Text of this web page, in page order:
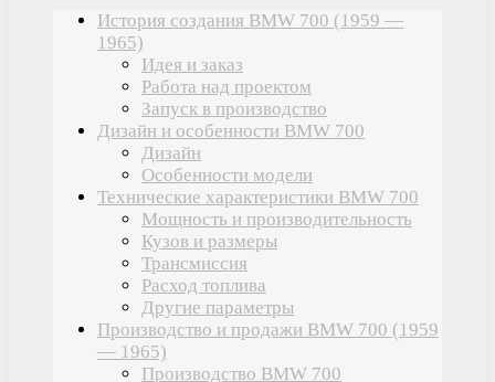
История создания BMW 700 (1959 —
1965)
Идея и заказ
Работа над проектом
Запуск в производство
Дизайн и особенности BMW 700
Дизайн
Особенности модели
Технические характеристики BMW 700
Мощность и производительность
Кузов и размеры
Трансмиссия
Расход топлива
Другие параметры
Производство и продажи BMW 700 (1959
— 1965)
Производство BMW 700